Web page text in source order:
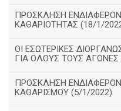
ΠΡΟΣΚΛΗΣΗ
ΚΑΘΑΡΙΟΤΗΤΑΣ (18/1/
ΟΙ ΕΣΩΤΕΡΙΚΕΣ
ΓΙΑ ΟΛΟΥΣ ΤΟΥΣ ΑΓΩΝΕΣ
ΠΡΟΣΚΛΗΣΗ
ΚΑΘΑΡΙΣΜΟΥ (5/1/2022)